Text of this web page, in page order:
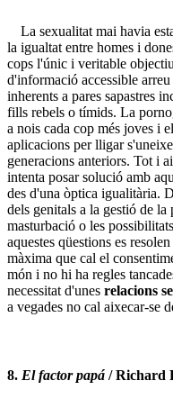
La sexualitat mai havia
la igualtat entre homes i
cops l'únic i veritable
d'informació accessible
inherents a pares sapastres
fills rebels o tímids. La
a nois cada cop més joves i
aplicacions per lligar
generacions anteriors. Tot i
intenta posar solució amb
des d'una òptica igualitària.
dels genitals a la gestió de la
masturbació o les
aquestes qüestions es
màxima que cal el
món i no hi ha regles
necessitat d'unes relacions
a vegades no cal aixecar-se
8. El factor papá / Richard